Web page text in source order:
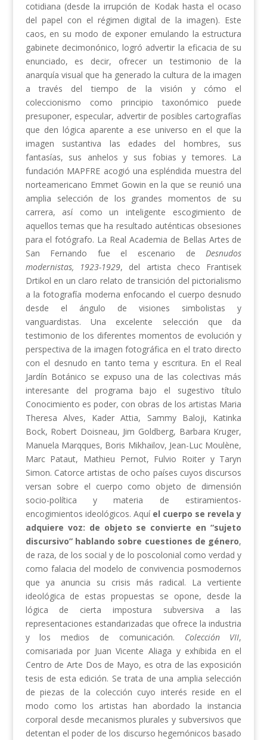
cotidiana (desde la irrupción de Kodak hasta el ocaso
del papel con el régimen digital de la imagen). Este
caos, en su modo de exponer emulando la estructura
gabinete decimonónico, logró advertir la eficacia de su
enunciado, es decir, ofrecer un testimonio de la
anarquía visual que ha generado la cultura de la imagen
a través del tiempo de la visión y cómo el
coleccionismo como principio taxonómico puede
presuponer, especular, advertir de posibles cartografías
que den lógica aparente a ese universo en el que la
imagen sustantiva las edades del hombres, sus
fantasías, sus anhelos y sus fobias y temores. La
fundación MAPFRE acogió una espléndida muestra del
norteamericano Emmet Gowin en la que se reunió una
amplia selección de los grandes momentos de su
carrera, así como un inteligente escogimiento de
aquellos temas que ha resultado auténticas obsesiones
para el fotógrafo. La Real Academia de Bellas Artes de
San Fernando fue el escenario deDesnudos
modernistas, 1923-1929, del artista checo Frantisek
Drtikol en un claro relato de transición del pictorialismo
a la fotografía moderna enfocando el cuerpo desnudo
desde el ángulo de visiones simbolistas y
vanguardistas. Una excelente selección que da
testimonio de los diferentes momentos de evolución y
perspectiva de la imagen fotográfica en el trato directo
con el desnudo en tanto tema y escritura. En el Real
Jardín Botánico se expuso una de las colectivas más
interesante del programa bajo el sugestivo título
Conocimiento es poder, con obras de los artistas Maria
Theresa Alves, Kader Attia, Sammy Baloji, Katinka
Bock, Robert Doisneau, Jim Goldberg, Barbara Kruger,
Manuela Marqques, Boris Mikhailov, Jean-Luc Moulène,
Marc Pataut, Mathieu Pernot, Fulvio Roiter y Taryn
Simon. Catorce artistas de ocho países cuyos discursos
versan sobre el cuerpo como objeto de dimensión
socio-política y materia de estiramientos-
encogimientos ideológicos. Aquí el cuerpo se revela y
adquiere voz: de objeto se convierte en “sujeto
discursivo” hablando sobre cuestiones de género,
de raza, de los social y de lo poscolonial como verdad y
como falacia del modelo de convivencia posmodernos
que ya anuncia su crisis más radical. La vertiente
ideológica de estas propuestas se opone, desde la
lógica de cierta impostura subversiva a las
representaciones estandarizadas que ofrece la industria
y los medios de comunicación. Colección VII,
comisariada por Juan Vicente Aliaga y exhibida en el
Centro de Arte Dos de Mayo, es otra de las exposición
tesis de esta edición. Se trata de una amplia selección
de piezas de la colección cuyo interés reside en el
modo como los artistas han abordado la instancia
corporal desde mecanismos plurales y subversivos que
detentan el poder de los discurso hegemónicos basado